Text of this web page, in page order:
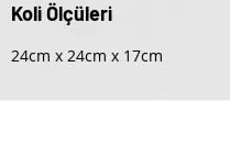
Koli Ölçüleri
24cm x 24cm x 17cm